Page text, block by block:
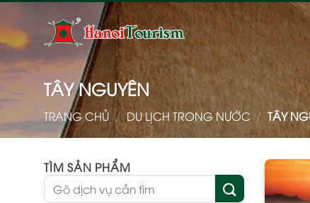
Bỏ
nội
dung
TÂY NGUYÊN
TRANG CHỦ / DU LỊCH TRONG NƯỚC / TÂY
TÌM SẢN PHẨM
Tìm
kiếm: